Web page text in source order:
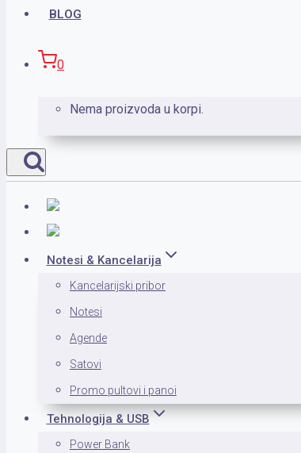
BLOG
0
Nema proizvoda u korpi.
Notesi & Kancelarija
Kancelarijski pribor
Notesi
Agende
Satovi
Promo pultovi i panoi
Tehnologija & USB
Power Bank